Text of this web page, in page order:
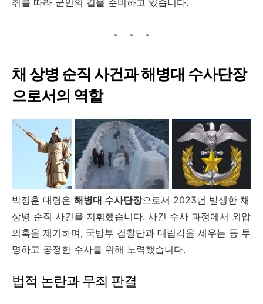
채 상병 순직 사건과 해병대 수사단장
으로서의 역할
박정훈 대령은 해병대 수사단장으로서 2023년 발생한 채
상병 순직 사건을 지휘했습니다. 사건 수사 과정에서 외압
의혹을 제기하며, 국방부 검찰단과 대립각을 세우는 등 투
명하고 공정한 수사를 위해 노력했습니다.
법적 논란과 무죄 판결